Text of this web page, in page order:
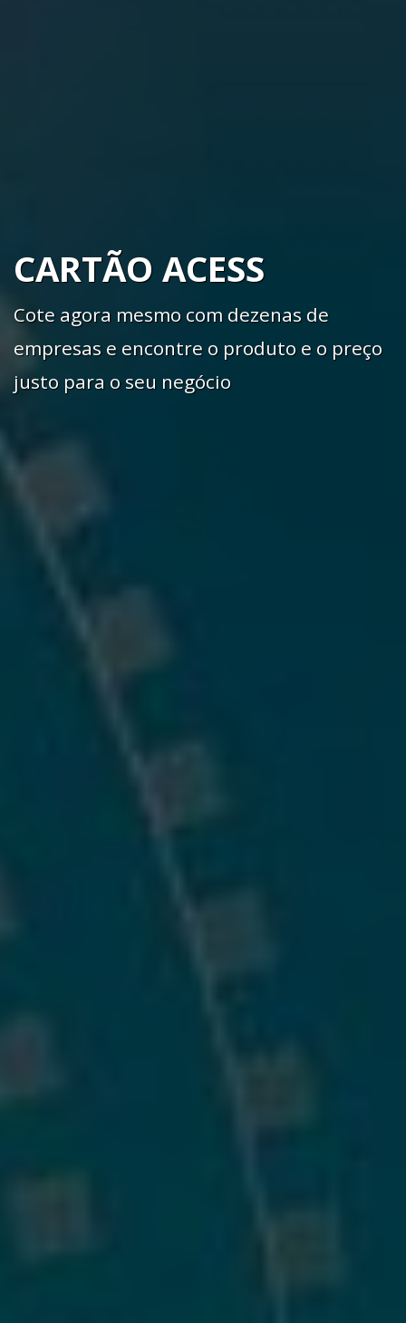
CARTÃO ACESS
Cote agora mesmo com dezenas de
empresas e encontre o produto e o preço
justo para o seu negócio